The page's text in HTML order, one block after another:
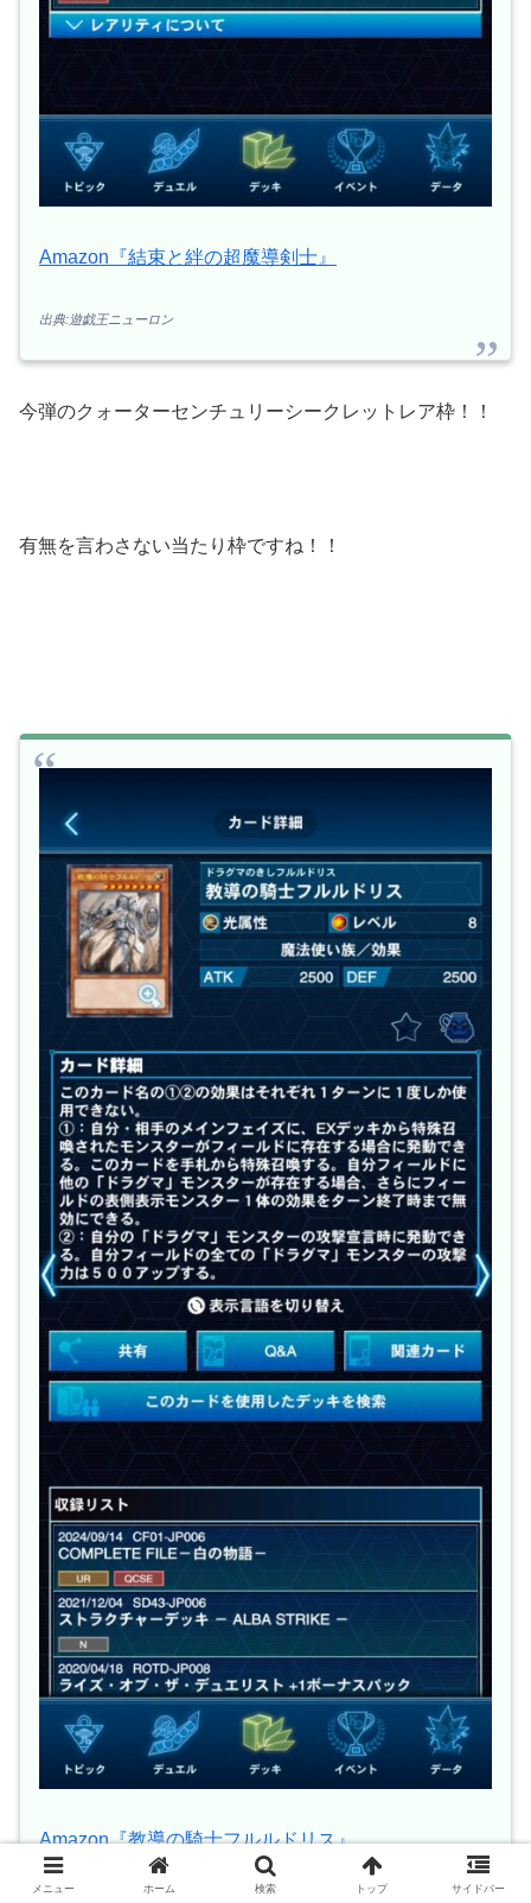
Amazon『結束と絆の超魔導剣士』
出典:遊戯王ニューロン
今弾のクォーターセンチュリーシークレットレア枠！！
有無を言わさない当たり枠ですね！！
Amazon『教導の騎士フルルドリス』
メニュー ホーム 検索 トップ サイドバー